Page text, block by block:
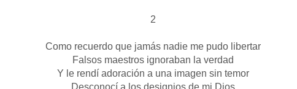
2
Como recuerdo que jamás nadie me pudo libertar
Falsos maestros ignoraban la verdad
Y le rendí adoración a una imagen sin temor
Desconocí a los designios de mi Dios